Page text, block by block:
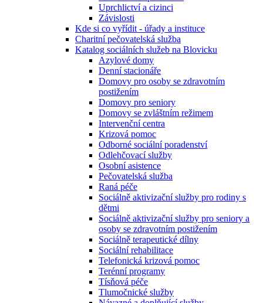
Uprchlictví a cizinci
Závislosti
Kde si co vyřídit - úřady a instituce
Charitní pečovatelská služba
Katalog sociálních služeb na Blovicku
Azylové domy
Denní stacionáře
Domovy pro osoby se zdravotním
postižením
Domovy pro seniory
Domovy se zvláštním režimem
Intervenční centra
Krizová pomoc
Odborné sociální poradenství
Odlehčovací služby
Osobní asistence
Pečovatelská služba
Raná péče
Sociálně aktivizační služby pro rodiny s
dětmi
Sociálně aktivizační služby pro seniory a
osoby se zdravotním postižením
Sociálně terapeutické dílny
Sociální rehabilitace
Telefonická krizová pomoc
Terénní programy
Tísňová péče
Tlumočnické služby